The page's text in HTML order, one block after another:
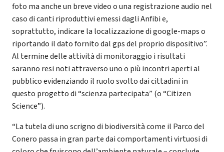
foto ma anche un breve video o una registrazione audio nel
caso di canti riproduttivi emessi dagli Anfibi e,
soprattutto, indicare la localizzazione di google-maps o
riportando il dato fornito dal gps del proprio dispositivo”.
Al termine delle attività di monitoraggio i risultati
saranno resi noti attraverso uno o più incontri aperti al
pubblico evidenziando il ruolo svolto dai cittadini in
questo progetto di “scienza partecipata” (o “Citizen
Science”).
“La tutela di uno scrigno di biodiversità come il Parco del
Conero passa in gran parte dai comportamenti virtuosi di